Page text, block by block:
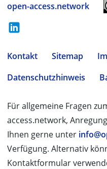
open-access.network
Kontakt Sitemap
Datenschutzhinweis
Für allgemeine Fragen
access.network,
Ihnen gerne unter
Verfügung. Alternativ
Kontaktformular